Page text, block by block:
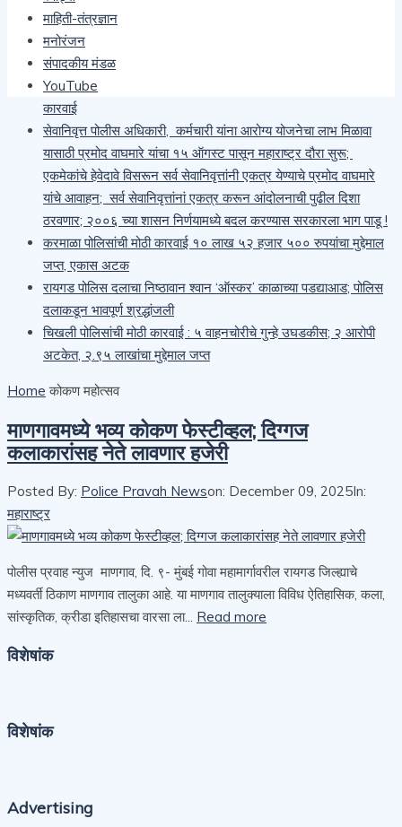
माहिती-तंत्रज्ञान
मनोरंजन
संपादकीय मंडळ
YouTube
साजरी
कारगिल भवना वरती चिखल फेक करून तोडफोड करणाऱ्या दोषींवरती
देशद्रोहाचा गुन्हा दाखल करा- मेजर किरण ढेरे
खैराच्या सोलीव लाकडाची अवैध वाहतूक करणाऱ्या चौघांवर वनविभागाची
कारवाई
सेवानिवृत्त पोलीस अधिकारी, कर्मचारी यांना आरोग्य योजनेचा लाभ मिळावा
यासाठी प्रमोद वाघमारे यांचा १५ ऑगस्ट पासून महाराष्ट्र दौरा सुरू;
एकमेकांचे हेवेदावे विसरून सर्व सेवानिवृत्तांनी एकत्र येण्याचे प्रमोद वाघमारे
यांचे आवाहन; सर्व सेवानिवृत्तांनां एकत्र करून आंदोलनाची पुढील दिशा
ठरवणार; २००६ च्या शासन निर्णयामध्ये बदल करण्यास सरकारला भाग पाडू !
करमाळा पोलिसांची मोठी कारवाई १० लाख ५२ हजार ५०० रुपयांचा मुद्देमाल
जप्त, एकास अटक
रायगड पोलिस दलाचा निष्ठावान श्वान ‘ऑस्कर’ काळाच्या पडद्याआड; पोलिस
दलाकडून भावपूर्ण श्रद्धांजली
चिखली पोलिसांची मोठी कारवाई : ५ वाहनचोरीचे गुन्हे उघडकीस; २ आरोपी
अटकेत, २.९५ लाखांचा मुद्देमाल जप्त
Home कोकण महोत्सव
माणगावमध्ये भव्य कोकण फेस्टीव्हल; दिग्गज
कलाकारांसह नेते लावणार हजेरी
Posted By: Police Pravah Newson: December 09, 2025In:
महाराष्ट्र
पोलीस प्रवाह न्युज माणगाव, दि. ९- मुंबई गोवा महामार्गावरील रायगड जिल्ह्याचे
मध्यवर्ती ठिकाण माणगाव तालुका आहे. या माणगाव तालुक्याला विविध ऐतिहासिक, कला,
सांस्कृतिक, क्रीडा इतिहासचा वारसा ला... Read more
विशेषांक
विशेषांक
Advertising